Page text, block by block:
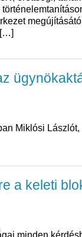
[…]
Miklósi Lászlót,
a keleti
minden